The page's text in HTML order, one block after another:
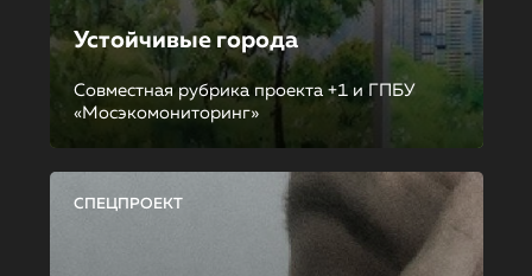
Устойчивые города
Совместная рубрика проекта +1 и ГПБУ
«Мосэкомониторинг»
СПЕЦПРОЕКТ